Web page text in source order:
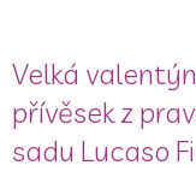
Velká
přívěsek z
sadu Lucaso